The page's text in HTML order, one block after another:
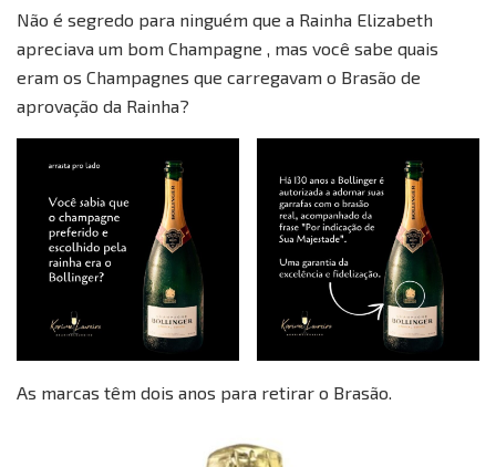
Não é segredo para ninguém que a Rainha Elizabeth
apreciava um bom Champagne , mas você sabe quais
eram os Champagnes que carregavam o Brasão de
aprovação da Rainha?
As marcas têm dois anos para retirar o Brasão.